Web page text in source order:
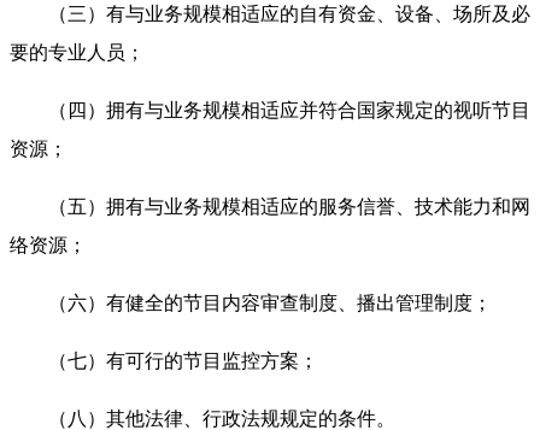
（三）有与业务规模相适应的自有资金、设备、场所及必
要的专业人员；
（四）拥有与业务规模相适应并符合国家规定的视听节目
资源；
（五）拥有与业务规模相适应的服务信誉、技术能力和网
络资源；
（六）有健全的节目内容审查制度、播出管理制度；
（七）有可行的节目监控方案；
（八）其他法律、行政法规规定的条件。